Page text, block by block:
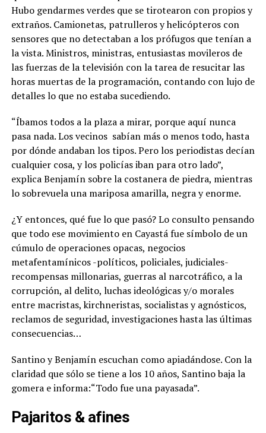
Hubo gendarmes verdes que se tirotearon con propios y
extraños. Camionetas, patrulleros y helicópteros con
sensores que no detectaban a los prófugos que tenían a
la vista. Ministros, ministras, entusiastas movileros de
las fuerzas de la televisión con la tarea de resucitar las
horas muertas de la programación, contando con lujo de
detalles lo que no estaba sucediendo.
“Íbamos todos a la plaza a mirar, porque aquí nunca
pasa nada. Los vecinos sabían más o menos todo, hasta
por dónde andaban los tipos. Pero los periodistas decían
cualquier cosa, y los policías iban para otro lado”,
explica Benjamín sobre la costanera de piedra, mientras
lo sobrevuela una mariposa amarilla, negra y enorme.
¿Y entonces, qué fue lo que pasó? Lo consulto pensando
que todo ese movimiento en Cayastá fue símbolo de un
cúmulo de operaciones opacas, negocios
metafentamínicos -políticos, policiales, judiciales-
recompensas millonarias, guerras al narcotráfico, a la
corrupción, al delito, luchas ideológicas y/o morales
entre macristas, kirchneristas, socialistas y agnósticos,
reclamos de seguridad, investigaciones hasta las últimas
consecuencias…
Santino y Benjamín escuchan como apiadándose. Con la
claridad que sólo se tiene a los 10 años, Santino baja la
gomera e informa:“Todo fue una payasada”.
Pajaritos & afines